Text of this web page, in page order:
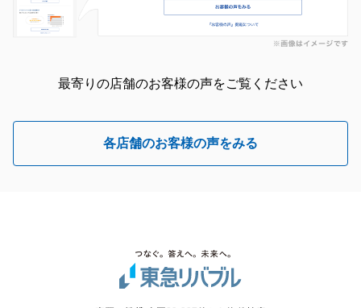
最寄りの店舗のお客様の声をご覧ください
各店舗のお客様の声をみる